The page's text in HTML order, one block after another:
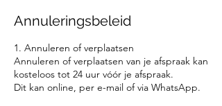
Annuleringsbeleid
1. Annuleren of verplaatsen
Annuleren of verplaatsen van je afspraak kan
kosteloos tot 24 uur vóór je afspraak.
Dit kan online, per e-mail of via WhatsApp.